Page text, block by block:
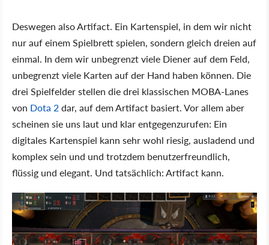
Deswegen also Artifact. Ein Kartenspiel, in dem wir nicht
nur auf einem Spielbrett spielen, sondern gleich dreien auf
einmal. In dem wir unbegrenzt viele Diener auf dem Feld,
unbegrenzt viele Karten auf der Hand haben können. Die
drei Spielfelder stellen die drei klassischen MOBA-Lanes
von Dota 2dar, auf dem Artifact basiert. Vor allem aber
scheinen sie uns laut und klar entgegenzurufen: Ein
digitales Kartenspiel kann sehr wohl riesig, ausladend und
komplex sein und und trotzdem benutzerfreundlich,
flüssig und elegant. Und tatsächlich: Artifact kann.